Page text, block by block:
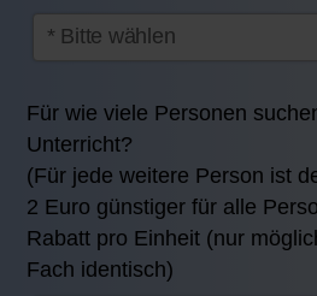
Für wie viele Personen
Unterricht?
(Für jede weitere Person ist
2 Euro günstiger für alle
Rabatt pro Einheit (nur
Fach identisch)